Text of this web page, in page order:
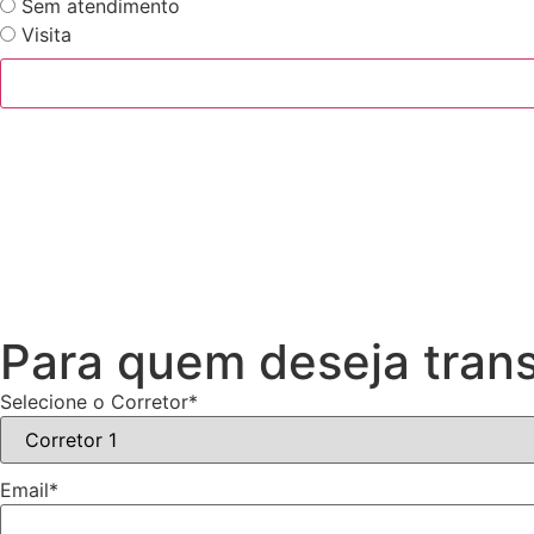
Sem atendimento
Visita
Para quem deseja
Selecione o Corretor*
Email*